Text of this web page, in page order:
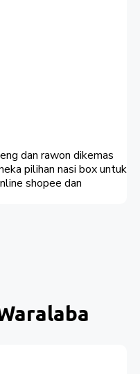
dan rawon dikemas
pilihan nasi box untuk
shopee dan